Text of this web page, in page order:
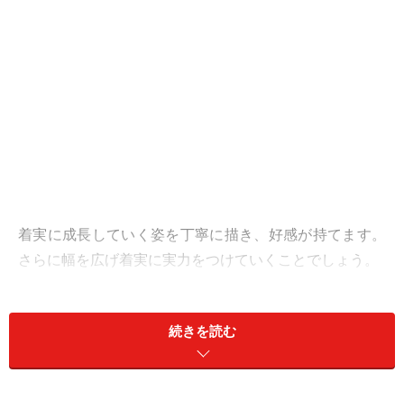
着実に成長していく姿を丁寧に描き、好感が持てます。
さらに幅を広げ着実に実力をつけていくことでしょう。
連続テレビ小説 あさが来た 完全版 DVDBOX1
続きを読む